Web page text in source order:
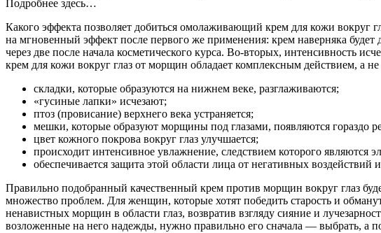
Подробнее здесь…
Какого эффекта позволяет добиться омолаживающий крем для кожи
на мгновенный эффект после первого же применения: крем наверняка будет
через две после начала косметического курса. Во-вторых, интенсивность
крем для кожи вокруг глаз от морщин обладает комплексным действием, а
складки, которые образуются на нижнем веке, разглаживаются;
«гусиные лапки» исчезают;
птоз (провисание) верхнего века устраняется;
мешки, которые образуют морщины под глазами, появляются гораздо
цвет кожного покрова вокруг глаз улучшается;
происходит интенсивное увлажнение, следствием которого являются
обеспечивается защита этой области лица от негативных
Правильно подобранный качественный крем против морщин вокруг глаз
множество проблем. Для женщин, которые хотят победить старость и
ненавистных морщин в области глаз, возвратив взгляду сияние и
возложенные на него надежды, нужно правильно его сначала — выбрать, а